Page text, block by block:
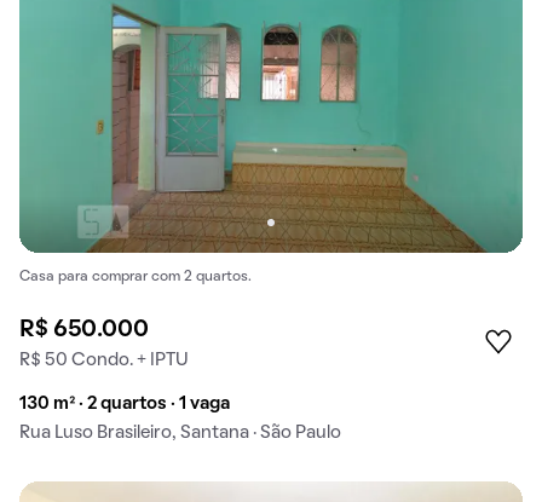
Casa para comprar com 2 quartos.
R$ 650.000
R$ 50 Condo. + IPTU
130 m² · 2 quartos · 1 vaga
Rua Luso Brasileiro, Santana · São Paulo